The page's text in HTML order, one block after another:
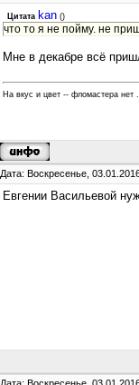
Цитата kan ()
что то я не пойму. не
Мне в декабре всё
На вкус и цвет -- фломастера нет .
Дата: Воскресенье,
Евгении Васильевой